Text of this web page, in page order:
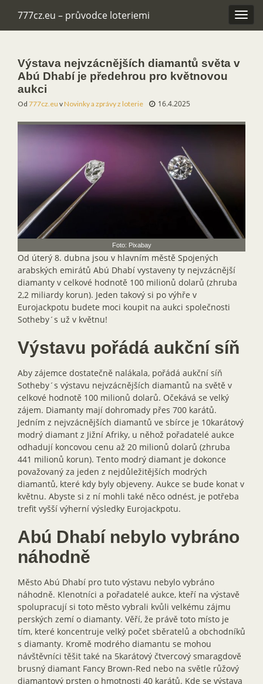
777cz.eu – průvodce loteriemi
Výstava nejvzácnějších diamantů světa v
Abú Dhabí je předehrou pro květnovou
aukci
Od 777cz.eu vNovinky a zprávy z loterie 16.4.2025
Foto: Pixabay
Od úterý 8. dubna jsou v hlavním městě Spojených
arabských emirátů Abú Dhabí vystaveny ty nejvzácnější
diamanty v celkové hodnotě 100 milionů dolarů (zhruba
2,2 miliardy korun). Jeden takový si po výhře v
Eurojackpotu budete moci koupit na aukci společnosti
Sotheby´s už v květnu!
Výstavu pořádá aukční síň
Aby zájemce dostatečně nalákala, pořádá aukční síň
Sotheby´s výstavu nejvzácnějších diamantů na světě v
celkové hodnotě 100 milionů dolarů. Očekává se velký
zájem. Diamanty mají dohromady přes 700 karátů.
Jedním z nejvzácnějších diamantů ve sbírce je 10karátový
modrý diamant z Jižní Afriky, u něhož pořadatelé aukce
odhadují koncovou cenu až 20 milionů dolarů (zhruba
441 milionů korun). Tento modrý diamant je dokonce
považovaný za jeden z nejdůležitějších modrých
diamantů, které kdy byly objeveny. Aukce se bude konat v
květnu. Abyste si z ní mohli také něco odnést, je potřeba
trefit vyšší výherní výsledky Eurojackpotu.
Abú Dhabí nebylo vybráno
náhodně
Město Abú Dhabí pro tuto výstavu nebylo vybráno
náhodně. Klenotníci a pořadatelé aukce, kteří na výstavě
spolupracují si toto město vybrali kvůli velkému zájmu
perských zemí o diamanty. Věří, že právě toto místo je
tím, které koncentruje velký počet sběratelů a obchodníků
s diamanty. Kromě modrého diamantu se mohou
návštěvníci těšit také na 5karátový čtvercový smaragdově
brusný diamant Fancy Brown-Red nebo na světle růžový
diamantový prsten o hmotnosti 40 karátů. Kde se výstava